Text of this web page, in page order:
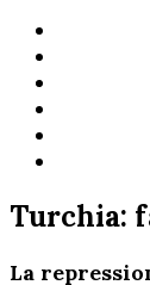
Turchia:
La